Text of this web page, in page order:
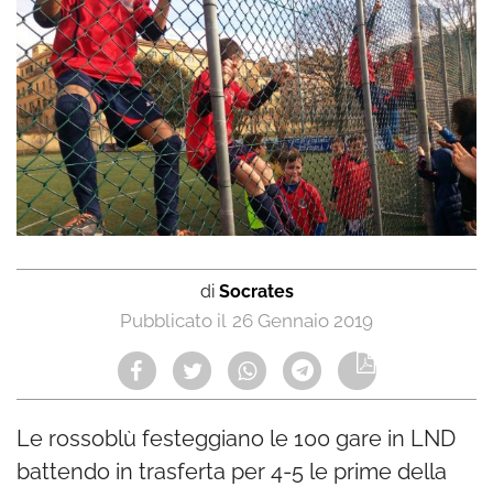
di Socrates
26 Gennaio 2019
Le rossoblù festeggiano le 100 gare in LND
battendo in trasferta per 4-5 le prime della